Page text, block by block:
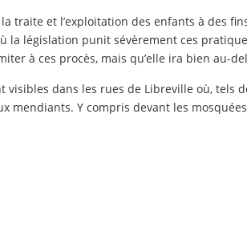
traite et l’exploitation des enfants à des
la législation punit sévèrement ces
à ces procès, mais qu’elle ira bien au-
visibles dans les rues de Libreville où, tels
mendiants. Y compris devant les